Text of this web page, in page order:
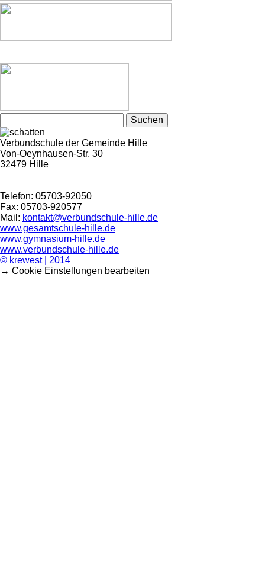
nach:
Verbundschule der Gemeinde Hille
Von-Oeynhausen-Str. 30
32479 Hille
Telefon: 05703-92050
Fax: 05703-920577
Mail: kontakt@verbundschule-hille.de
www.gesamtschule-hille.de
www.gymnasium-hille.de
www.verbundschule-hille.de
© krewest | 2014
→ Cookie Einstellungen bearbeiten